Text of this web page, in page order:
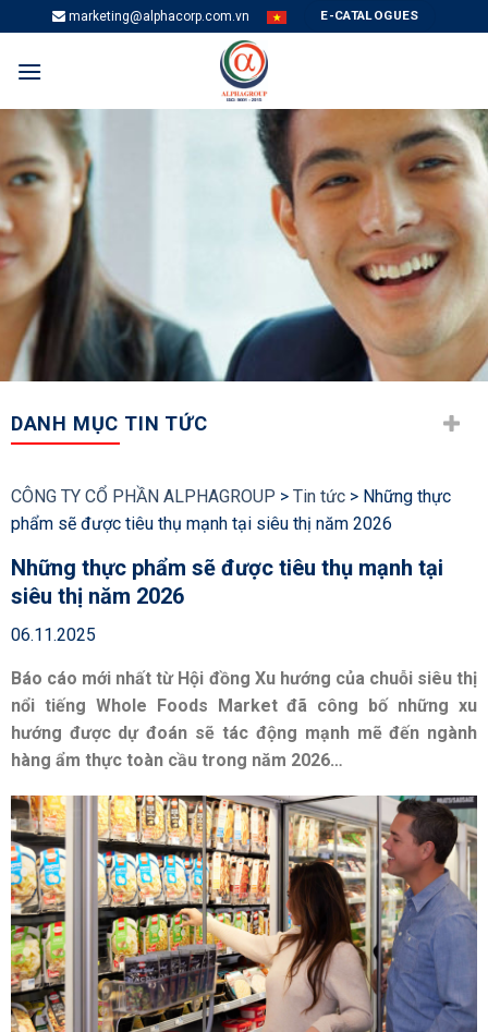
content
marketing@alphacorp.com.vn E-CATALOGUES
DANH MỤC TIN TỨC
CÔNG TY CỔ PHẦN ALPHAGROUP > Tin tức> Những thực
phẩm sẽ được tiêu thụ mạnh tại siêu thị năm 2026
Những thực phẩm sẽ được tiêu thụ mạnh tại
siêu thị năm 2026
06.11.2025
Báo cáo mới nhất từ Hội đồng Xu hướng của chuỗi siêu thị
nổi tiếng Whole Foods Market đã công bố những xu
hướng được dự đoán sẽ tác động mạnh mẽ đến ngành
hàng ẩm thực toàn cầu trong năm 2026…